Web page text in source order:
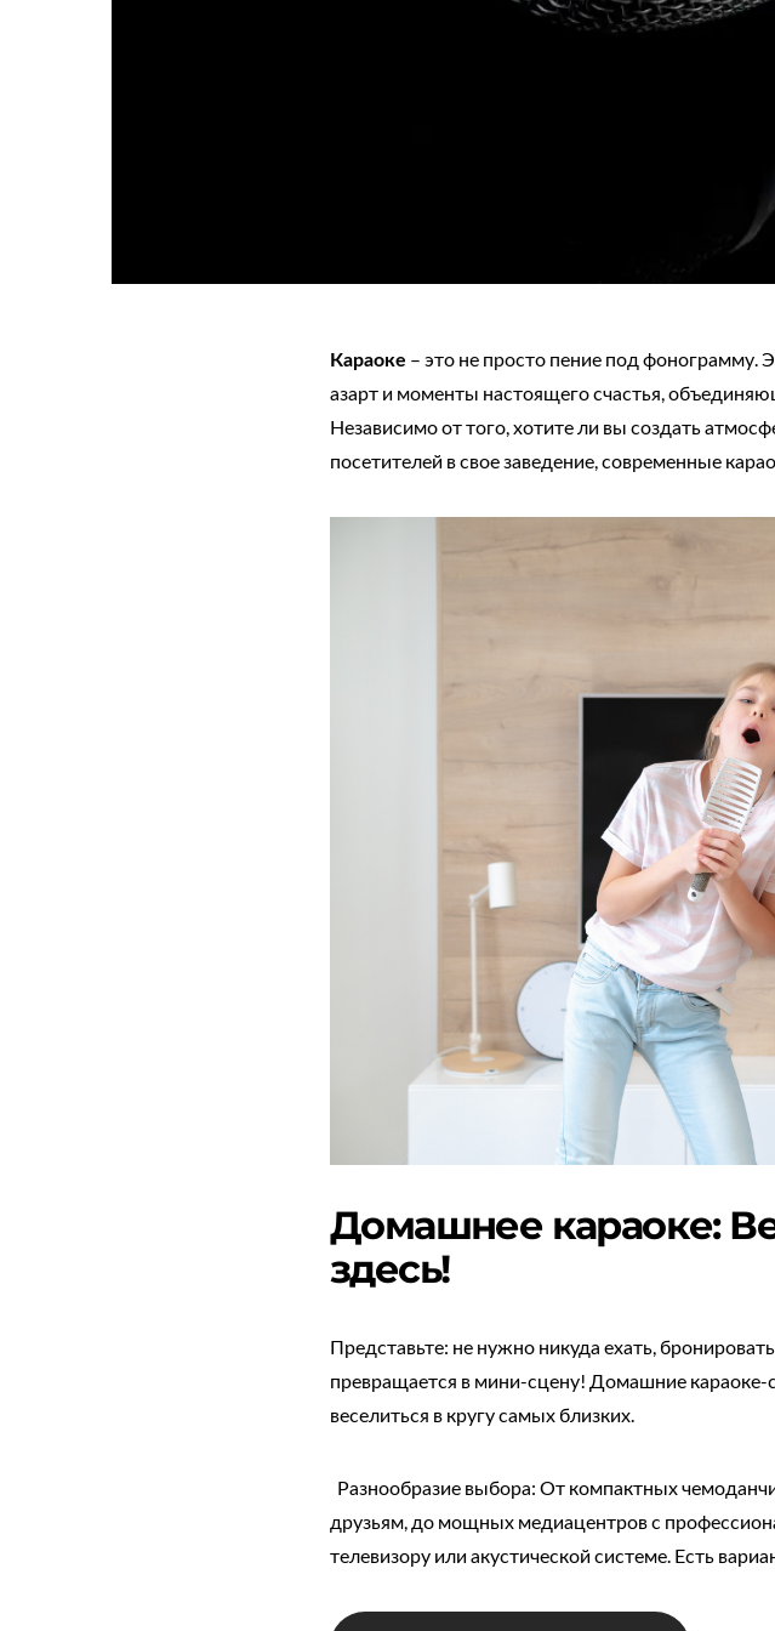
Караоке – это не просто пение под фонограмму.
азарт и моменты настоящего счастья,
Независимо от того, хотите ли вы создать
посетителей в свое заведение, современные
Домашнее караоке:
здесь!
Представьте: не нужно никуда ехать,
превращается в мини-сцену! Домашние караоке-
веселиться в кругу самых близких.
Разнообразие выбора: От компактных
друзьям, до мощных медиацентров с
телевизору или акустической системе. Есть